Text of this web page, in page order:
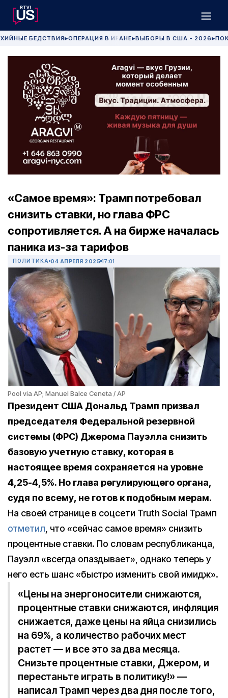
БЕДСТВИЯ▶ОПЕРАЦИЯ В ИРАНЕ▶ВЫБОРЫ В США - 2026 ▶
«Самое время»: Трамп потребовал
снизить ставки, но глава ФРС
сопротивляется. А на бирже началась
паника из-за тарифов
ПОЛИТИКА 04 АПРЕЛЯ 2025 17:01
Pool via AP; Manuel Balce Ceneta / AP
Президент США Дональд Трамп призвал
председателя Федеральной резервной
системы (ФРС) Джерома Пауэлла снизить
базовую учетную ставку, которая в
настоящее время сохраняется на уровне
4,25-4,5%. Но глава регулирующего органа,
судя по всему, не готов к подобным мерам.
На своей странице в соцсети Truth Social Трамп
отметил, что «сейчас самое время» снизить
процентные ставки. По словам республиканца,
Пауэлл «всегда опаздывает», однако теперь у
него есть шанс «быстро изменить свой имидж».
«Цены на энергоносители снижаются,
процентные ставки снижаются, инфляция
снижается, даже цены на яйца снизились
на 69%, а количество рабочих мест
растет — и все это за два месяца.
Снизьте процентные ставки, Джером, и
перестаньте играть в политику!» —
написал Трамп через два дня после того,